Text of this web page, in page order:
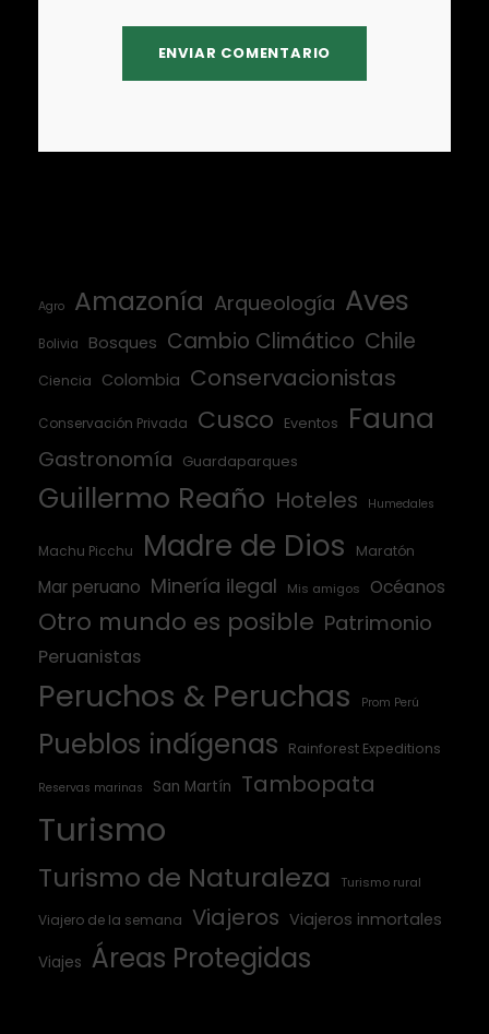
Agro Amazonía Arqueología Aves
Bolivia Bosques Cambio Climático Chile
Ciencia Colombia Conservacionistas
Conservación Privada Cusco Eventos Fauna
Gastronomía Guardaparques
Guillermo Reaño Hoteles Humedales
Machu Picchu Madre de Dios Maratón
Mar peruano Minería ilegal Mis amigos Océanos
Otro mundo es posible Patrimonio
Peruanistas
Peruchos & Peruchas Prom Perú
Pueblos indígenas Rainforest Expeditions
Reservas marinas San Martín Tambopata
Turismo
Turismo de Naturaleza Turismo rural
Viajero de la semana Viajeros Viajeros inmortales
Viajes Áreas Protegidas